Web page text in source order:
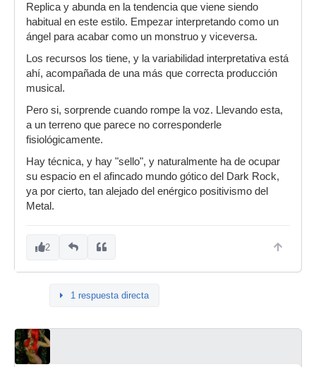
Replica y abunda en la tendencia que viene siendo
habitual en este estilo. Empezar interpretando como un
ángel para acabar como un monstruo y viceversa.
Los recursos los tiene, y la variabilidad interpretativa está
ahí, acompañada de una más que correcta producción
musical.
Pero si, sorprende cuando rompe la voz. Llevando esta,
a un terreno que parece no corresponderle
fisiológicamente.
Hay técnica, y hay "sello", y naturalmente ha de ocupar
su espacio en el afincado mundo gótico del Dark Rock,
ya por cierto, tan alejado del enérgico positivismo del
Metal.
2
1 respuesta directa